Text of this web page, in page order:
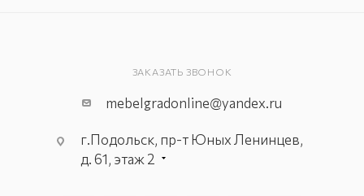
ЗАКАЗАТЬ ЗВОНОК
mebelgradonline@yandex.ru
г.Подольск, пр-т Юных Ленинцев,
д. 61, этаж 2